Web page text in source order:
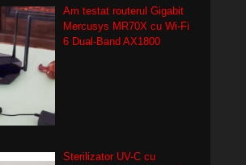
Am testat routerul Gigabit
Mercusys MR70X cu Wi-Fi
6 Dual-Band AX1800
Sterilizator UV-C cu